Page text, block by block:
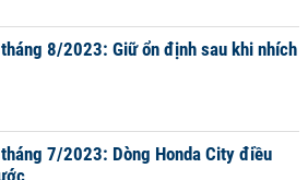
8/2023: Giữ ổn định sau khi nhích
7/2023: Dòng Honda City điều